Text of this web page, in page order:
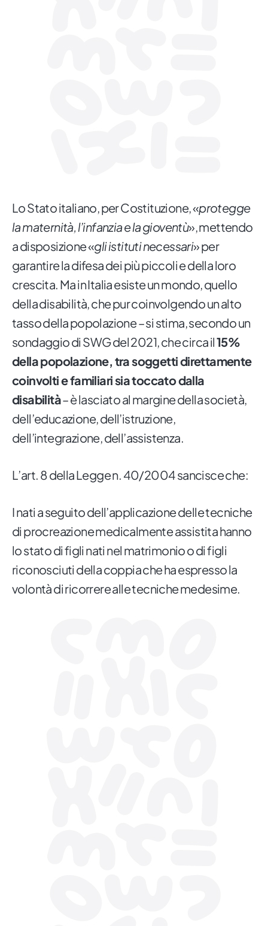
Lo Stato italiano, per Costituzione, «protegge
la maternità, l’infanzia e la gioventù», mettendo
a disposizione «gli istituti necessari» per
garantire la difesa dei più piccoli e della loro
crescita. Ma in Italia esiste un mondo, quello
della disabilità, che pur coinvolgendo un alto
tasso della popolazione – si stima, secondo un
sondaggio di SWG del 2021, che circa il15%
della popolazione, tra soggetti direttamente
coinvolti e familiari sia toccato dalla
disabilità– è lasciato al margine della società,
dell’educazione, dell’istruzione,
dell’integrazione, dell’assistenza.
L’art. 8 della Legge n. 40/2004 sancisce che:
I nati a seguito dell’applicazione delle tecniche
di procreazione medicalmente assistita hanno
lo stato di figli nati nel matrimonio o di figli
riconosciuti della coppia che ha espresso la
volontà di ricorrere alle tecniche medesime.